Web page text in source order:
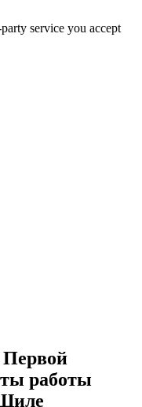
service you accept
Первой
работы